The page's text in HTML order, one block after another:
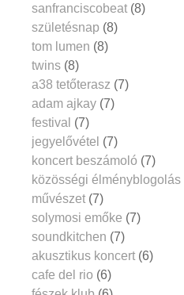
sanfranciscobeat (8)
születésnap (8)
tom lumen (8)
twins (8)
a38 tetőterasz (7)
adam ajkay (7)
festival (7)
jegyelővétel (7)
koncert beszámoló (7)
közösségi élményblogolás
művészet (7)
solymosi emőke (7)
soundkitchen (7)
akusztikus koncert (6)
cafe del rio (6)